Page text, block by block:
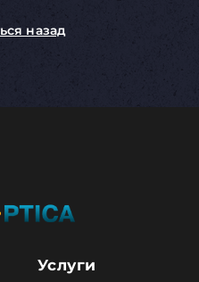
назад
Услуги